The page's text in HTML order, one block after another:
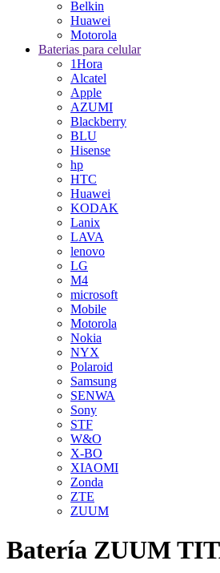
Belkin
Huawei
Motorola
Baterias para celular
1Hora
Alcatel
Apple
AZUMI
Blackberry
BLU
Hisense
hp
HTC
Huawei
KODAK
Lanix
LAVA
lenovo
LG
M4
microsoft
Mobile
Motorola
Nokia
NYX
Polaroid
Samsung
SENWA
Sony
STF
W&O
X-BO
XIAOMI
Zonda
ZTE
ZUUM
Batería ZUUM